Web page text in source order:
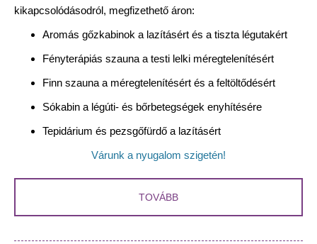
kikapcsolódásodról, megfizethető áron:
Aromás gőzkabinok a lazításért és a tiszta légutakért
Fényterápiás szauna a testi lelki méregtelenítésért
Finn szauna a méregtelenítésért és a feltöltődésért
Sókabin a légúti- és bőrbetegségek enyhítésére
Tepidárium és pezsgőfürdő a lazításért
Várunk a nyugalom szigetén!
TOVÁBB